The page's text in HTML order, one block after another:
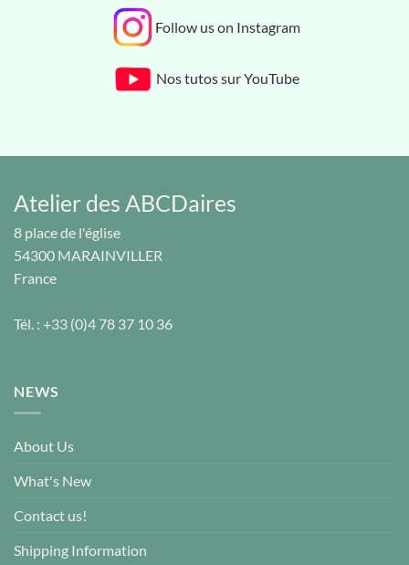
Follow us on Instagram
Nos tutos sur YouTube
Atelier des ABCDaires
8 place de l'église
54300 MARAINVILLER
France
Tél. : +33 (0)4 78 37 10 36
NEWS
About Us
What's New
Contact us!
Shipping Information